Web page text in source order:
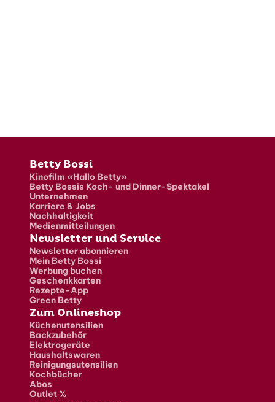
Fusszeile
Betty Bossi
Kinofilm «Hallo Betty»
Betty Bossis Koch- und Dinner-Spektakel
Unternehmen
Karriere & Jobs
Nachhaltigkeit
Medienmitteilungen
Newsletter und Service
Newsletter abonnieren
Mein Betty Bossi
Werbung buchen
Geschenkkarten
Rezepte-App
Green Betty
Zum Onlineshop
Küchenutensilien
Backzubehör
Elektrogeräte
Haushaltswaren
Reinigungsutensilien
Kochbücher
Abos
Outlet %